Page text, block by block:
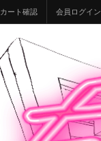
カート確認 会員ログイン